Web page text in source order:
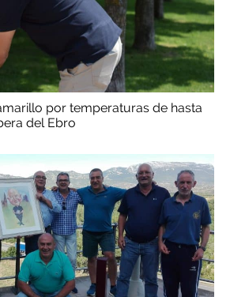
por temperaturas de hasta
del Ebro